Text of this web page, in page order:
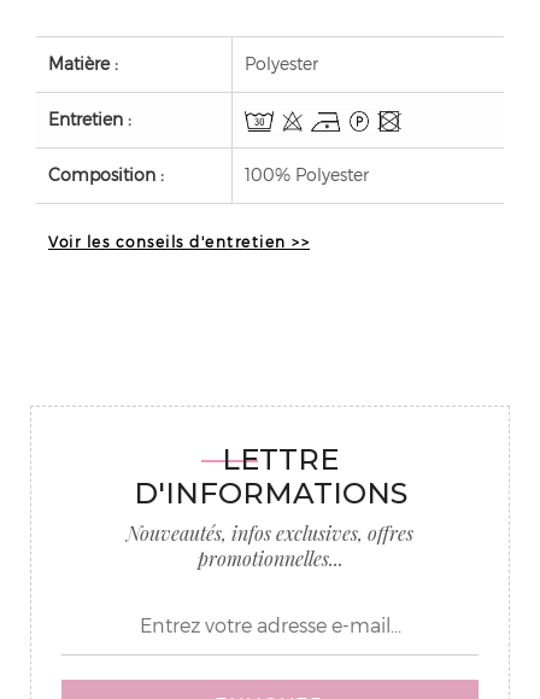
Matière : Polyester
Entretien :
Composition : 100% Polyester
Voir les conseils d'entretien >>
LETTRE
D'INFORMATIONS
Nouveautés, infos exclusives, offres
promotionnelles...